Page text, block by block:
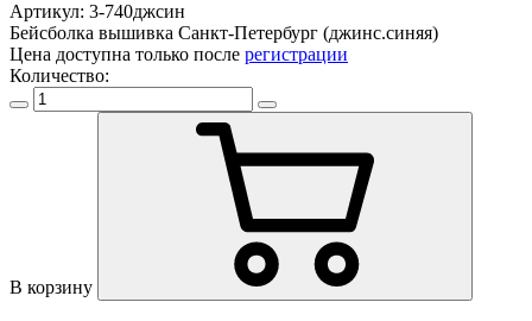
Артикул: 3-740джсин
Бейсболка вышивка Санкт-Петербург (джинс.синяя)
Цена доступна только после регистрации
Количество:
В корзину